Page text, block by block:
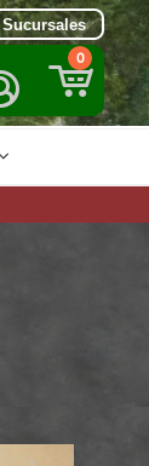
Sucursales
0
